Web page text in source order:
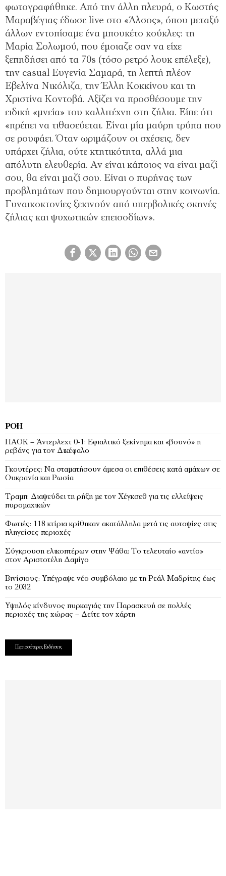
φωτογραφήθηκε. Από την άλλη πλευρά, ο Κωστής
Μαραβέγιας έδωσε live στο «Άλσος», όπου μεταξύ
άλλων εντοπίσαμε ένα μπουκέτο κούκλες: τη
Μαρία Σολωμού, που έμοιαζε σαν να είχε
ξεπηδήσει από τα 70s (τόσο ρετρό λουκ επέλεξε),
την casual Ευγενία Σαμαρά, τη λεπτή πλέον
Εβελίνα Νικόλιζα, την Έλλη Κοκκίνου και τη
Χριστίνα Κοντοβά. Aξίζει να προσθέσουμε την
ειδική «μνεία» του καλλιτέχνη στη ζήλια. Είπε ότι
«πρέπει να τιθασεύεται. Είναι μία μαύρη τρύπα που
σε ρουφάει. Όταν ωριμάζουν οι σχέσεις, δεν
υπάρχει ζήλια, ούτε κτητικότητα, αλλά μια
απόλυτη ελευθερία. Αν είναι κάποιος να είναι μαζί
σου, θα είναι μαζί σου. Είναι ο πυρήνας των
προβλημάτων που δημιουργούνται στην κοινωνία.
Γυναικοκτονίες ξεκινούν από υπερβολικές σκηνές
ζήλιας και ψυχωτικών επεισοδίων».
ΡΟΉ
ΠΑΟΚ – Άντερλεχτ 0-1: Εφιαλτικό ξεκίνημα και «βουνό» η
ρεβάνς για τον Δικέφαλο
Γκουτέρες: Να σταματήσουν άμεσα οι επιθέσεις κατά αμάχων σε
Ουκρανία και Ρωσία
Τραμπ: Διαψεύδει τη ρήξη με τον Χέγκσεθ για τις ελλείψεις
πυρομαχικών
Φωτιές: 118 κτίρια κρίθηκαν ακατάλληλα μετά τις αυτοψίες στις
πληγείσες περιοχές
Σύγκρουση ελικοπτέρων στην Ψάθα: Tο τελευταίο «αντίο»
στον Αριστοτέλη Δαμίγο
Βινίσιους: Υπέγραψε νέο συμβόλαιο με τη Ρεάλ Μαδρίτης έως
το 2032
Υψηλός κίνδυνος πυρκαγιάς την Παρασκευή σε πολλές
περιοχές της χώρας – Δείτε τον χάρτη
Περισσότερες Ειδήσεις